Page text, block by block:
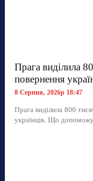
Прага виділила
повернення
8 Серпня, 2026р 18:47
Прага виділила 800
українців. Що